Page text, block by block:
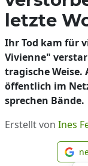
letzte
Ihr Tod kam für
Vivienne"
tragische Weise.
öffentlich im
sprechen Bände.
Erstellt von Ines